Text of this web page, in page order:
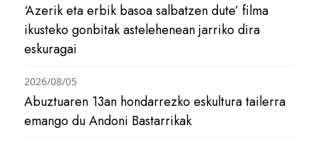
‘Azerik eta erbik basoa salbatzen dute’ filma
ikusteko gonbitak astelehenean jarriko dira
eskuragai
Abuztuaren 13an hondarrezko eskultura tailerra
emango du Andoni Bastarrikak
2026/08/05